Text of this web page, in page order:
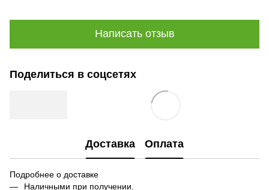
Написать отзыв
Поделиться в соцсетях
Доставка Оплата
Подробнее о доставке
Наличными при получении.